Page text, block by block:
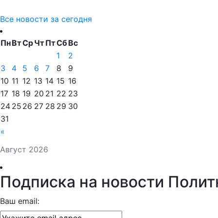
Все новости за сегодня
Август 2026
ПнВтСрЧтПтСбВс
«
1
2
3
4 5 6 7 8
9
10 11 12 13 14 15 16
17 18 19 20 21 22 23
24 25 26 27 28 29 30
31
Подписка на новости
Ваш email: